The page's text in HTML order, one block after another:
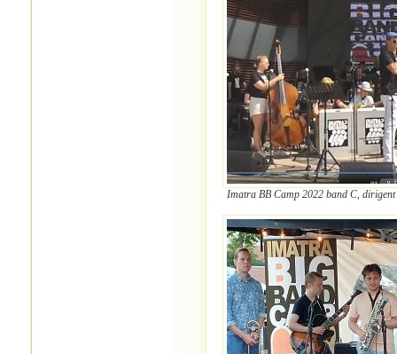
Imatra BB Camp 2022 band C, dirigent